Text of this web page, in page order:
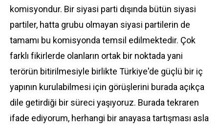
komisyondur. Bir siyasi parti dışında bütün siyasi
partiler, hatta grubu olmayan siyasi partilerin de
tamamı bu komisyonda temsil edilmektedir. Çok
farklı fikirlerde olanların ortak bir noktada yani
terörün bitirilmesiyle birlikte Türkiye'de güçlü bir iç
yapının kurulabilmesi için görüşlerini burada açıkça
dile getirdiği bir süreci yaşıyoruz. Burada tekraren
ifade ediyorum, herhangi bir anayasa tartışması asla